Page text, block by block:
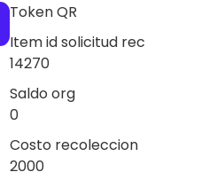
Token QR
Item id solicitud rec
14270
Saldo org
0
Costo recoleccion
2000